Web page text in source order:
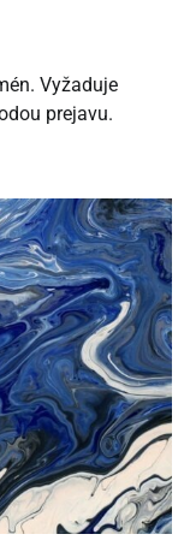
Vyžaduje
prejavu.